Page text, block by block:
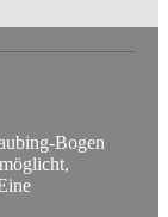
Bogen